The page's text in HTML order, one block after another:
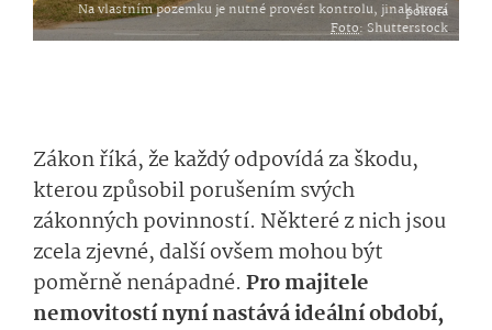
Na vlastním pozemku je nutné provést kontrolu, jinak hrozí pokuta
Foto: Shutterstock
Zákon říká, že každý odpovídá za škodu,
kterou způsobil porušením svých
zákonných povinností. Některé z nich jsou
zcela zjevné, další ovšem mohou být
poměrně nenápadné. Pro majitele
nemovitostí nyní nastává ideální období,